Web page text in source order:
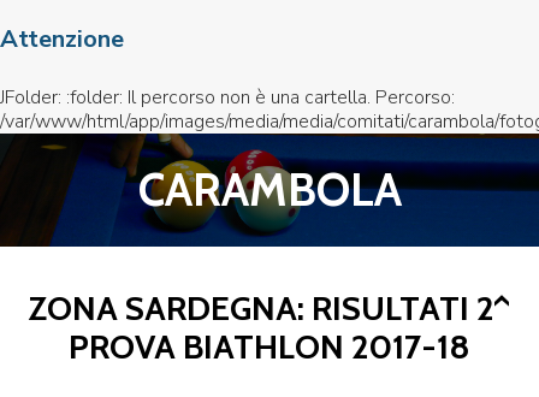
Attenzione
JFolder: :folder: Il percorso non è una cartella. Percorso:
/var/www/html/app/images/media/media/comitati/carambola/
CARAMBOLA
ZONA SARDEGNA: RISULTATI 2^
PROVA BIATHLON 2017-18